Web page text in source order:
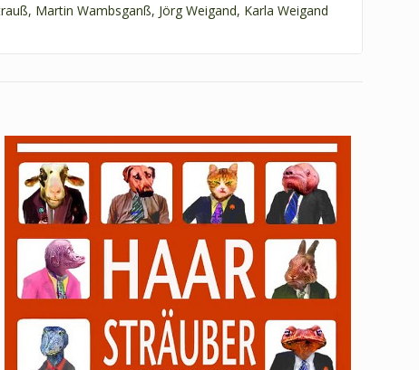
Martin Wambsganß, Jörg Weigand, Karla Weigand